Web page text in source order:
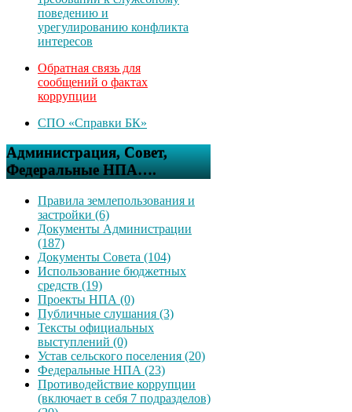
поведению и
урегулированию конфликта
интересов
Обратная связь для
сообщений о фактах
коррупции
СПО «Справки БК»
Администрация, Совет,
Федеральные НПА….
Правила землепользования и
застройки (6)
Документы Администрации
(187)
Документы Совета (104)
Использование бюджетных
средств (19)
Проекты НПА (0)
Публичные слушания (3)
Тексты официальных
выступлений (0)
Устав сельского поселения (20)
Федеральные НПА (23)
Противодействие коррупции
(включает в себя 7 подразделов)